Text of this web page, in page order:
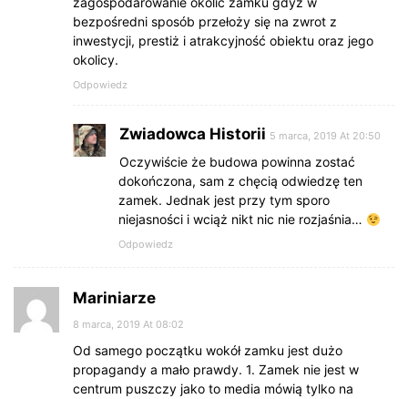
bezpośredni sposób przełoży się na zwrot z
inwestycji, prestiż i atrakcyjność obiektu oraz jego
okolicy.
Odpowiedz
Zwiadowca Historii 5 marca, 2019 At 20:50
Oczywiście że budowa powinna zostać
dokończona, sam z chęcią odwiedzę ten
zamek. Jednak jest przy tym sporo
niejasności i wciąż nikt nic nie rozjaśnia…
Odpowiedz
Mariniarze
8 marca, 2019 At 08:02
Od samego początku wokół zamku jest dużo
propagandy a mało prawdy. 1. Zamek nie jest w
centrum puszczy jako to media mówią tylko na